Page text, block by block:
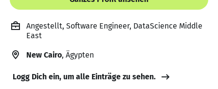
Angestellt, Software Engineer, DataScience Middle
East
New Cairo, Ägypten
Logg Dich ein, um alle Einträge zu sehen.